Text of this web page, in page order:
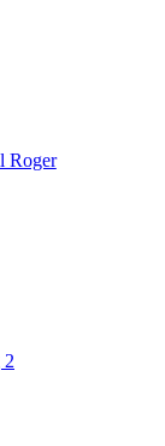
Roger
2